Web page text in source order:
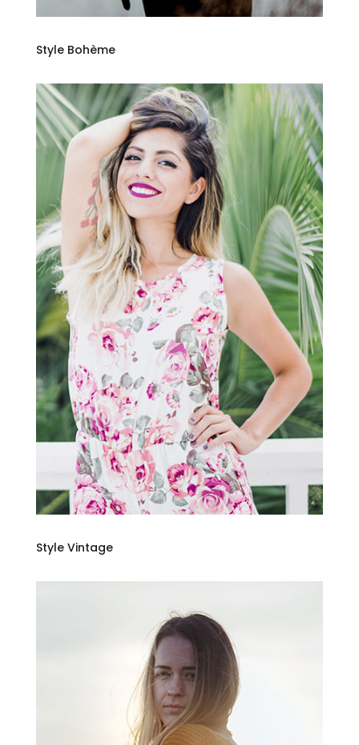
Style Bohème
Style Vintage